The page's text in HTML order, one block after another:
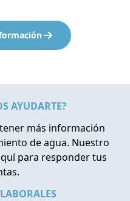
AYUDARTE?
más información
de agua. Nuestro
para responder tus